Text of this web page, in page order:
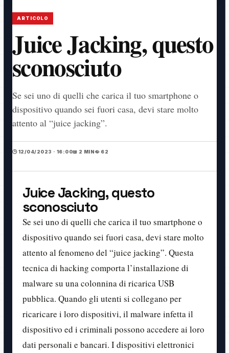
ARTICOLO
Juice Jacking, questo
sconosciuto
Se sei uno di quelli che carica il tuo smartphone o
dispositivo quando sei fuori casa, devi stare molto
attento al “juice jacking”.
🕒 12/04/2023 · 16:00📖 2 MIN👁️ 62
Juice Jacking, questo
sconosciuto
Se sei uno di quelli che carica il tuo smartphone o
dispositivo quando sei fuori casa, devi stare molto
attento al fenomeno del “juice jacking”. Questa
tecnica di hacking comporta l’installazione di
malware su una colonnina di ricarica USB
pubblica. Quando gli utenti si collegano per
ricaricare i loro dispositivi, il malware infetta il
dispositivo ed i criminali possono accedere ai loro
dati personali e bancari. I dispositivi elettronici